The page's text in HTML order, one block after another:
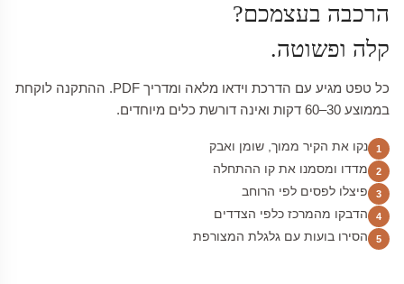
הרכבה בעצמכם?
קלה ופשוטה.
כל טפט מגיע עם הדרכת וידאו מלאה ומדריך PDF. ההתקנה לוקחת
בממוצע 30–60 דקות ואינה דורשת כלים מיוחדים.
1 נקו את הקיר ממוך, שומן ואבק
2 מדדו ומסמנו את קו ההתחלה
3 פיצלו לפסים לפי הרוחב
4 הדבקו מהמרכז כלפי הצדדים
5 הסירו בועות עם גלגלת המצורפת